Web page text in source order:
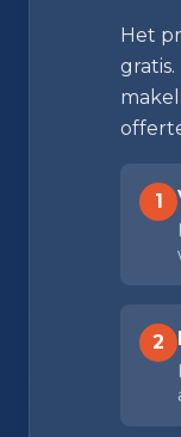
Het
1
2